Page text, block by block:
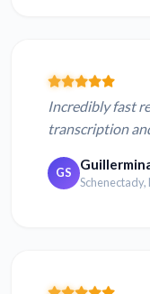
Incredibly fast
transcription
GS
Schenectady,